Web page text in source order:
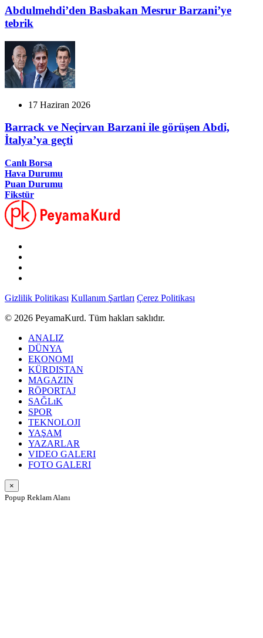
Abdulmehdi’den Basbakan Mesrur Barzani’ye
tebrik
17 Haziran 2026
Barrack ve Neçirvan Barzani ile görüşen Abdi,
İtalya’ya geçti
Canlı Borsa
Hava Durumu
Puan Durumu
Fikstür
Gizlilik Politikası Kullanım Şartları Çerez Politikası
© 2026 PeyamaKurd. Tüm hakları saklıdır.
ANALIZ
DÜNYA
EKONOMI
KÜRDISTAN
MAGAZIN
RÖPORTAJ
SAĞLıK
SPOR
TEKNOLOJI
YAŞAM
YAZARLAR
VIDEO GALERI
FOTO GALERI
×
Popup Reklam Alanı